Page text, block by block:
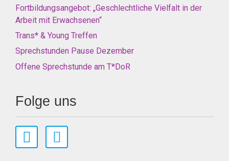
Fortbildungsangebot: „Geschlechtliche Vielfalt in der
Arbeit mit Erwachsenen“
Trans* & Young Treffen
Sprechstunden Pause Dezember
Offene Sprechstunde am T*DoR
Folge uns